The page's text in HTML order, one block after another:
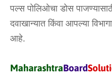
पल्स पोलिओचा डोस
दवाखान्यात किंवा आपल्या
आहे.